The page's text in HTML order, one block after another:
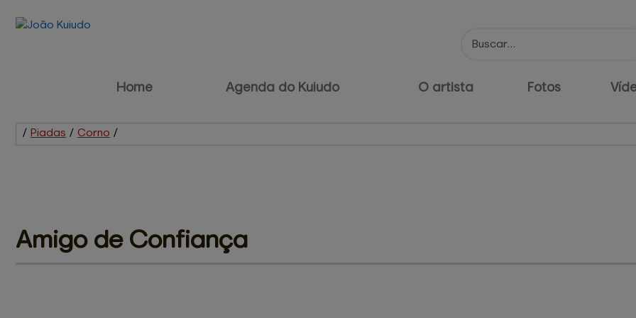
Home Agenda do Kuiudo O artista Fotos
/ Piadas / Corno /
Amigo de Confiança